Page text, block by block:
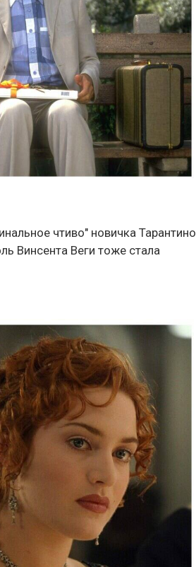
чтиво" новичка Тарантино
Винсента Веги тоже стала